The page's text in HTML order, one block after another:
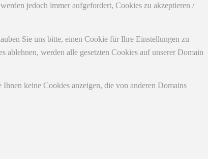
jedoch immer aufgefordert, Cookies zu akzeptieren /
Sie uns bitte, einen Cookie für Ihre Einstellungen zu
ablehnen, werden alle gesetzten Cookies auf unserer Domain
keine Cookies anzeigen, die von anderen Domains